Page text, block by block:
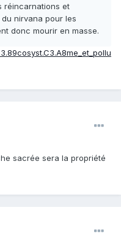
réincarnations et
du nirvana pour les
donc mourir en masse.
sacrée sera la propriété